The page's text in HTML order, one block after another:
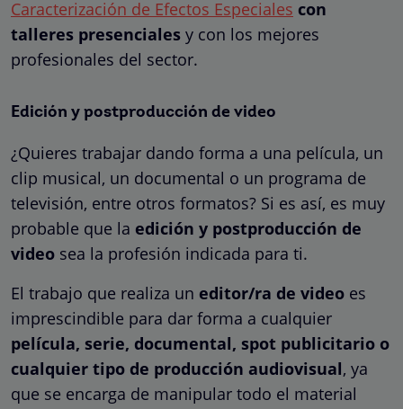
Caracterización de Efectos Especiales con
talleres presenciales y con los mejores
profesionales del sector.
Edición y postproducción de video
¿Quieres trabajar dando forma a una película, un
clip musical, un documental o un programa de
televisión, entre otros formatos? Si es así, es muy
probable que la edición y postproducción de
video sea la profesión indicada para ti.
El trabajo que realiza un editor/ra de video es
imprescindible para dar forma a cualquier
película, serie, documental, spot publicitario o
cualquier tipo de producción audiovisual, ya
que se encarga de manipular todo el material